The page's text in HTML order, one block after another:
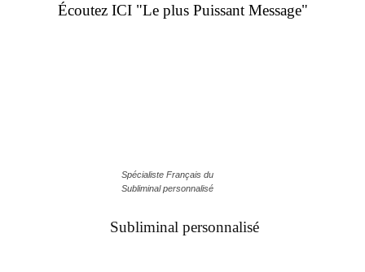
Écoutez ICI "Le plus Puissant Message"
Spécialiste Français du
Subliminal personnalisé
Subliminal personnalisé